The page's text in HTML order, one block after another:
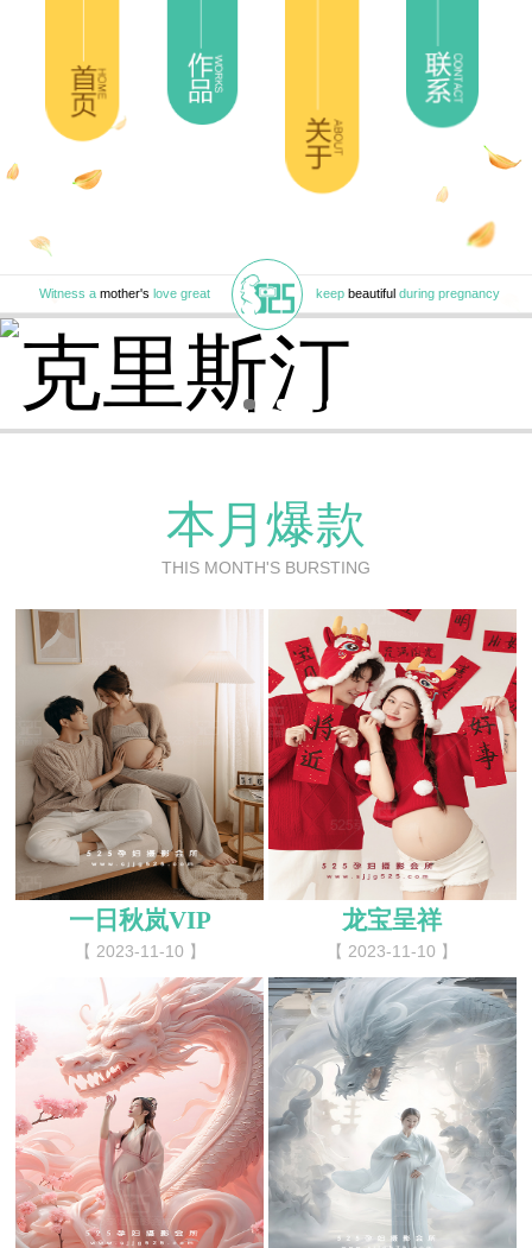
Witness a mother's love great keep beautifulduring pregnancy
本月爆款
THIS MONTH'S BURSTING
一日秋岚VIP
【 2023-11-10 】
龙宝呈祥
【 2023-11-10 】